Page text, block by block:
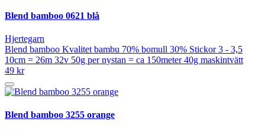
Blend bamboo 0621 blå
Hjertegarn
Blend bamboo Kvalitet bambu 70% bomull 30% Stickor 3 - 3,5
10cm = 26m 32v 50g per nystan = ca 150meter 40g maskintvätt
49 kr
Blend bamboo 3255 orange